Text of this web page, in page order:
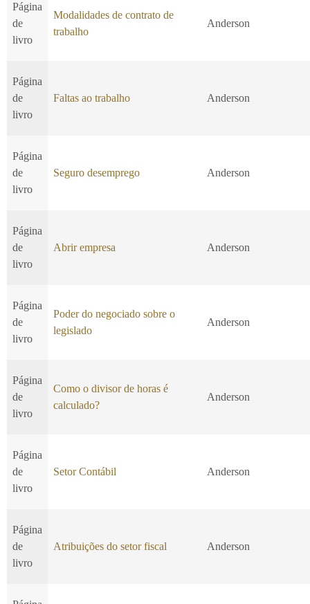
Página
de
livro
Modalidades de contrato de
trabalho
Anderson
Página
de
livro
Faltas ao trabalho Anderson
Página
de
livro
Seguro desemprego Anderson
Página
de
livro
Abrir empresa Anderson
Página
de
livro
Poder do negociado sobre o
legislado
Anderson
Página
de
livro
Como o divisor de horas é
calculado?
Anderson
Página
de
livro
Setor Contábil Anderson
Página
de
livro
Atribuições do setor fiscal Anderson